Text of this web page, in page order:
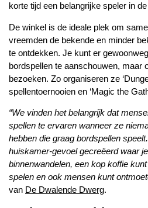
korte tijd een belangrijke speler in
De winkel is de ideale plek om
vreemden de bekende en minder
te ontdekken. Je kunt er
bordspellen te aanschouwen, maar
bezoeken. Zo organiseren ze
spellentoernooien en ‘Magic the
“We vinden het belangrijk dat
spellen te ervaren wanneer ze
hebben die graag bordspellen
huiskamer-gevoel gecreëerd waar
binnenwandelen, een kop koffie
spelen en ook mensen kunt
van De Dwalende Dwerg.